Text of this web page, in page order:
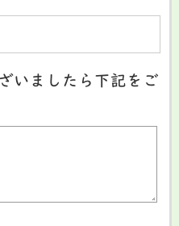
いましたら下記をご